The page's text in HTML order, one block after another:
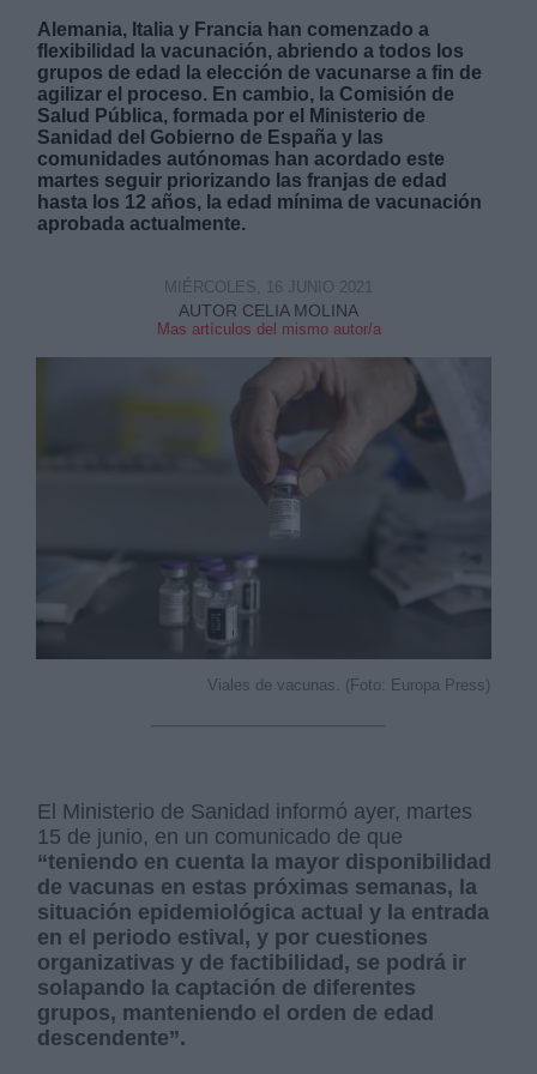
Alemania, Italia y Francia han comenzado a
flexibilidad la vacunación, abriendo a todos los
grupos de edad la elección de vacunarse a fin de
agilizar el proceso. En cambio, la Comisión de
Salud Pública, formada por el Ministerio de
Sanidad del Gobierno de España y las
comunidades autónomas han acordado este
martes seguir priorizando las franjas de edad
hasta los 12 años, la edad mínima de vacunación
aprobada actualmente.
AUTOR CELIA MOLINA
Mas artículos del mismo autor/a
MIÉRCOLES, 16 JUNIO 2021
Viales de vacunas. (Foto: Europa Press)
El Ministerio de Sanidad informó ayer, martes
15 de junio, en un comunicado de que
“teniendo en cuenta la mayor disponibilidad
de vacunas en estas próximas semanas, la
situación epidemiológica actual y la entrada
en el periodo estival, y por cuestiones
organizativas y de factibilidad, se podrá ir
solapando la captación de diferentes
grupos, manteniendo el orden de edad
descendente”.